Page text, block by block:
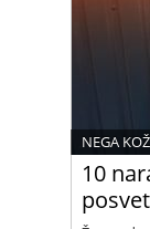
10
NEGA